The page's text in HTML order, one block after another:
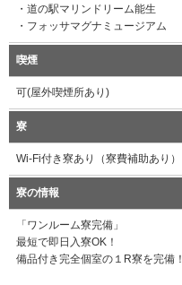
・道の駅マリンドリーム能生
・フォッサマグナミュージアム
喫煙
可(屋外喫煙所あり)
寮
Wi-Fi付き寮あり（寮費補助あり）
寮の情報
「ワンルーム寮完備」
最短で即日入寮OK！
備品付き完全個室の１R寮を完備！